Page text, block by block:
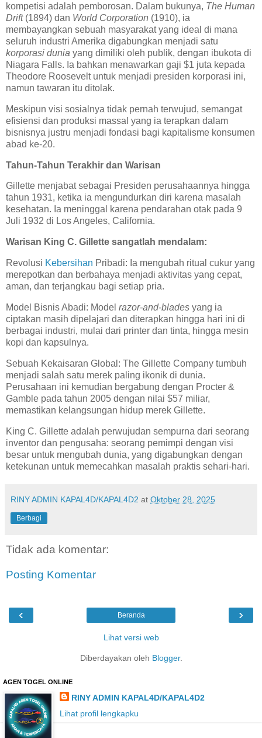
kompetisi adalah pemborosan. Dalam bukunya, The Human
Drift(1894) dan World Corporation (1910), ia
membayangkan sebuah masyarakat yang ideal di mana
seluruh industri Amerika digabungkan menjadi satu
korporasi dunia yang dimiliki oleh publik, dengan ibukota di
Niagara Falls. Ia bahkan menawarkan gaji $1 juta kepada
Theodore Roosevelt untuk menjadi presiden korporasi ini,
namun tawaran itu ditolak.
Meskipun visi sosialnya tidak pernah terwujud, semangat
efisiensi dan produksi massal yang ia terapkan dalam
bisnisnya justru menjadi fondasi bagi kapitalisme konsumen
abad ke-20.
Tahun-Tahun Terakhir dan Warisan
Gillette menjabat sebagai Presiden perusahaannya hingga
tahun 1931, ketika ia mengundurkan diri karena masalah
kesehatan. Ia meninggal karena pendarahan otak pada 9
Juli 1932 di Los Angeles, California.
Warisan King C. Gillette sangatlah mendalam:
Revolusi Kebersihan Pribadi: Ia mengubah ritual cukur yang
merepotkan dan berbahaya menjadi aktivitas yang cepat,
aman, dan terjangkau bagi setiap pria.
Model Bisnis Abadi: Model razor-and-blades yang ia
ciptakan masih dipelajari dan diterapkan hingga hari ini di
berbagai industri, mulai dari printer dan tinta, hingga mesin
kopi dan kapsulnya.
Sebuah Kekaisaran Global: The Gillette Company tumbuh
menjadi salah satu merek paling ikonik di dunia.
Perusahaan ini kemudian bergabung dengan Procter &
Gamble pada tahun 2005 dengan nilai $57 miliar,
memastikan kelangsungan hidup merek Gillette.
King C. Gillette adalah perwujudan sempurna dari seorang
inventor dan pengusaha: seorang pemimpi dengan visi
besar untuk mengubah dunia, yang digabungkan dengan
ketekunan untuk memecahkan masalah praktis sehari-hari.
RINY ADMIN KAPAL4D/KAPAL4D2 at Oktober 28, 2025
Berbagi
Tidak ada komentar:
Posting Komentar
‹ ›
Beranda
Lihat versi web
Diberdayakan oleh Blogger.
AGEN TOGEL ONLINE
RINY ADMIN KAPAL4D/KAPAL4D2
Lihat profil lengkapku